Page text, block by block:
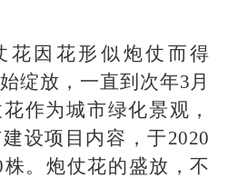
花因花形似炮仗而得
绽放，一直到次年3月
作为城市绿化景观，
设项目内容，于2020
。炮仗花的盛放，不